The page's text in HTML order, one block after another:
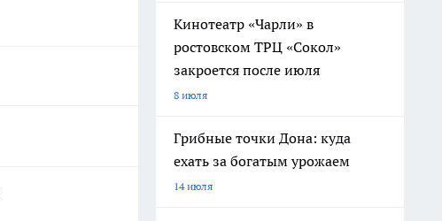
Кинотеатр «Чарли» в
ростовском ТРЦ «Сокол»
закроется после июля
8 июля
Грибные точки Дона: куда
ехать за богатым урожаем
14 июля